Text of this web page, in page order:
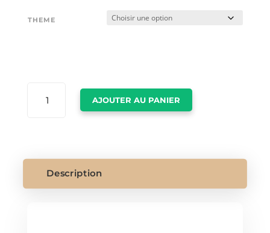
THEME
AJOUTER AU PANIER
Description